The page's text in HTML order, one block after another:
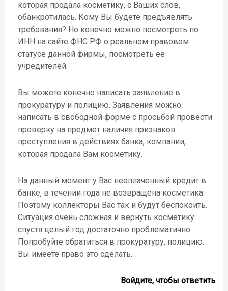
которая продала косметику, с Ваших слов,
обанкротилась. Кому Вы будете предъявлять
требования? Но конечно можно посмотреть по
ИНН на сайте ФНС РФ о реальном правовом
статусе данной фирмы, посмотреть ее
учредителей.
Вы можете конечно написать заявление в
прокуратуру и полицию. Заявления можно
написать в свободной форме с просьбой провести
проверку на предмет наличия признаков
преступления в действиях банка, компании,
которая продала Вам косметику.
На данный момент у Вас неоплаченный кредит в
банке, в течении года не возвращена косметика.
Поэтому коллекторы Вас так и будут беспокоить.
Ситуация очень сложная и вернуть косметику
спустя целый год достаточно проблематично.
Попробуйте обратиться в прокуратуру, полицию.
Вы имеете право это сделать.
Войдите, чтобы ответить